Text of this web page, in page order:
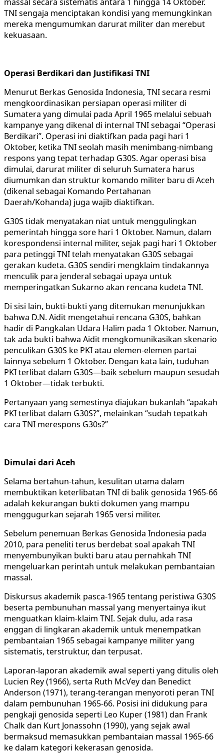
TNI sengaja menciptakan kondisi yang memungkinkan
mereka mengumumkan darurat militer dan merebut
kekuasaan.
Operasi Berdikari dan Justifikasi TNI
Menurut Berkas Genosida Indonesia, TNI secara resmi
mengkoordinasikan persiapan operasi militer di
Sumatera yang dimulai pada April 1965 melalui sebuah
kampanye yang dikenal di internal TNI sebagai “Operasi
Berdikari”. Operasi ini diaktifkan pada pagi hari 1
Oktober, ketika TNI seolah masih menimbang-nimbang
respons yang tepat terhadap G30S. Agar operasi bisa
dimulai, darurat militer di seluruh Sumatera harus
diumumkan dan struktur komando militer baru di Aceh
(dikenal sebagai Komando Pertahanan
Daerah/Kohanda) juga wajib diaktifkan.
G30S tidak menyatakan niat untuk menggulingkan
pemerintah hingga sore hari 1 Oktober. Namun, dalam
korespondensi internal militer, sejak pagi hari 1 Oktober
para petinggi TNI telah menyatakan G30S sebagai
gerakan kudeta. G30S sendiri mengklaim tindakannya
menculik para jenderal sebagai upaya untuk
memperingatkan Sukarno akan rencana kudeta TNI.
Di sisi lain, bukti-bukti yang ditemukan menunjukkan
bahwa D.N. Aidit mengetahui rencana G30S, bahkan
hadir di Pangkalan Udara Halim pada 1 Oktober. Namun,
tak ada bukti bahwa Aidit mengkomunikasikan skenario
penculikan G30S ke PKI atau elemen-elemen partai
lainnya sebelum 1 Oktober. Dengan kata lain, tuduhan
PKI terlibat dalam G30S—baik sebelum maupun sesudah
1 Oktober—tidak terbukti.
Pertanyaan yang semestinya diajukan bukanlah “apakah
PKI terlibat dalam G30S?”, melainkan “sudah tepatkah
cara TNI merespons G30s?”
Dimulai dari Aceh
Selama bertahun-tahun, kesulitan utama dalam
membuktikan keterlibatan TNI di balik genosida 1965-66
adalah kekurangan bukti dokumen yang mampu
menggugurkan sejarah 1965 versi militer.
Sebelum penemuan Berkas Genosida Indonesia pada
2010, para peneliti terus berdebat soal apakah TNI
menyembunyikan bukti baru atau pernahkah TNI
mengeluarkan perintah untuk melakukan pembantaian
massal.
Diskursus akademik pasca-1965 tentang peristiwa G30S
beserta pembunuhan massal yang menyertainya ikut
menguatkan klaim-klaim TNI. Sejak dulu, ada rasa
enggan di lingkaran akademik untuk menempatkan
pembantaian 1965 sebagai kampanye militer yang
sistematis, terstruktur, dan terpusat.
Laporan-laporan akademik awal seperti yang ditulis oleh
Lucien Rey (1966), serta Ruth McVey dan Benedict
Anderson (1971), terang-terangan menyoroti peran TNI
dalam pembunuhan 1965-66. Posisi ini didukung para
pengkaji genosida seperti Leo Kuper (1981) dan Frank
Chalk dan Kurt Jonassohn (1990), yang sejak awal
bermaksud memasukkan pembantaian massal 1965-66
ke dalam kategori kekerasan genosida.